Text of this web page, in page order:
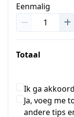
Eenmalig
Totaal
Ik ga
Ja, voeg me
andere tips